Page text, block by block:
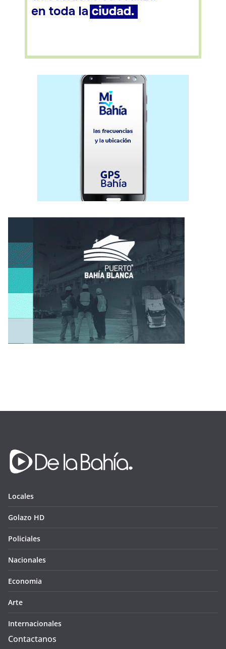
Locales
Golazo HD
Policiales
Nacionales
Economia
Arte
Internacionales
Contactanos